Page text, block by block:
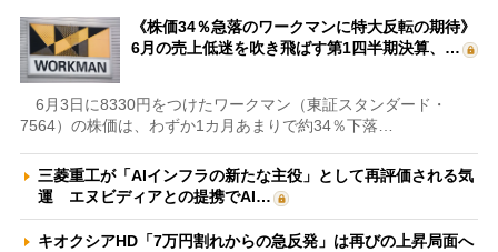
《株価34％急落のワークマンに特大反転の期待》
6月の売上低迷を吹き飛ばす第1四半期決算、…
6月3日に8330円をつけたワークマン（東証スタンダード・
7564）の株価は、わずか1カ月あまりで約34％下落…
三菱重工が「AIインフラの新たな主役」として再評価される気
運 エヌビディアとの提携でAI…
キオクシアHD「7万円割れからの急反発」は再びの上昇局面へ